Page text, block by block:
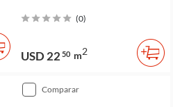
(0)
USD 22 50 m2
comparar